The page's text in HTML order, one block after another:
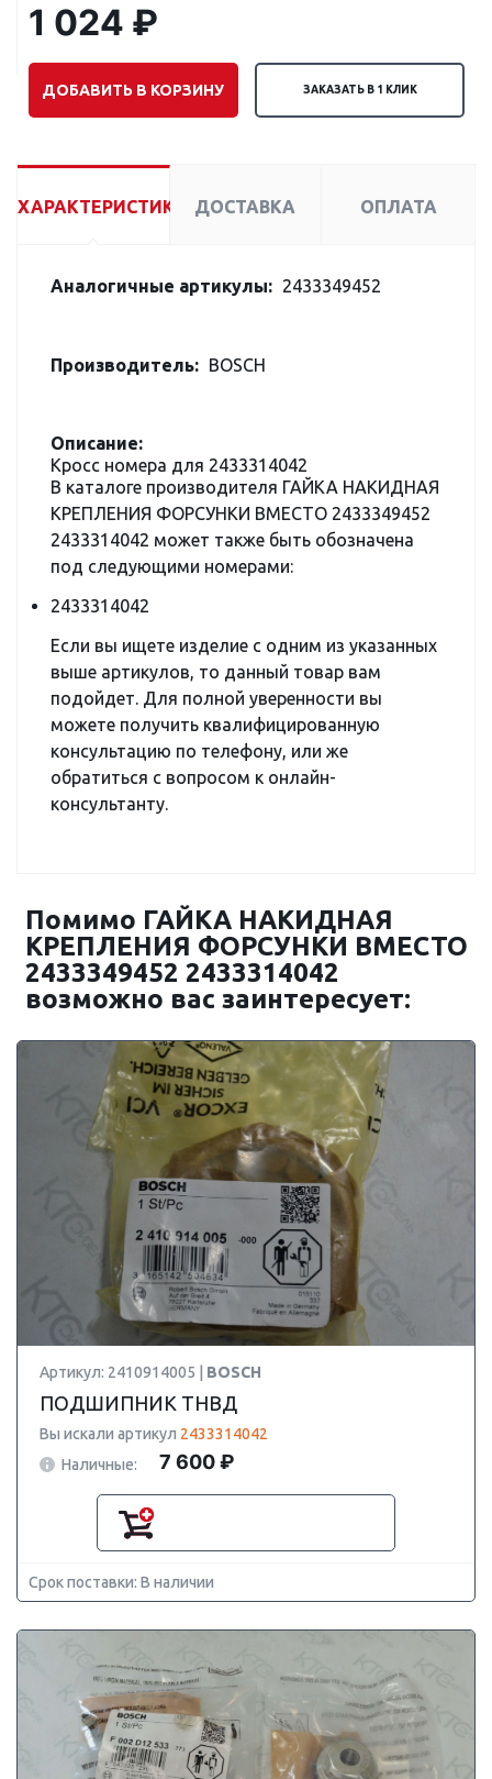
1 024 ₽
ДОБАВИТЬ В КОРЗИНУ ЗАКАЗАТЬ В 1 КЛИК
ХАРАКТЕРИСТИКИ ДОСТАВКА ОПЛАТА
Аналогичные артикулы: 2433349452
Производитель: BOSCH
Описание:
Кросс номера для 2433314042
В каталоге производителя ГАЙКА НАКИДНАЯ
КРЕПЛЕНИЯ ФОРСУНКИ ВМЕСТО 2433349452
2433314042 может также быть обозначена
под следующими номерами:
2433314042
Если вы ищете изделие с одним из указанных
выше артикулов, то данный товар вам
подойдет. Для полной уверенности вы
можете получить квалифицированную
консультацию по телефону, или же
обратиться с вопросом к онлайн-
консультанту.
Помимо ГАЙКА НАКИДНАЯ
КРЕПЛЕНИЯ ФОРСУНКИ ВМЕСТО
2433349452 2433314042
возможно вас заинтересует:
Артикул: 2410914005 | BOSCH
ПОДШИПНИК ТНВД
Вы искали артикул 2433314042
Наличные:
7 600 ₽
Срок поставки: В наличии